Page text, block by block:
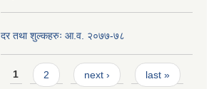
दर तथा शुल्कहरुः आ.व. २०७७-७८
Pages
1 2 next › last »